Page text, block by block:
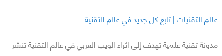
عالم التقنيات | تابع كل جديد في عالم التقنية
مدونة تقنية علمية تهدف إلى اثراء الويب العربي في عالم التقنية تنشر